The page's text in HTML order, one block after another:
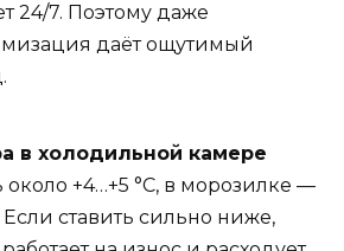
24/7. Поэтому даже
даёт ощутимый
в холодильной камере
+4…+5 °C, в морозилке —
Если ставить сильно ниже,